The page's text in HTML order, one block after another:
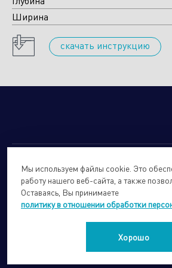
Ширина
cкачать инструкцию
© 2026Forte Holding.Все права защищены.
Политика обработки персональных данных
Сайты подразделений Холдинга
Мы используем файлы cookie. Это
работу нашего веб-сайта, а также
Оставаясь, Вы принимаете
политику в отношении обработки
Хорошо